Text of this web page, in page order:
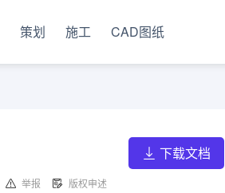
策划 施工 CAD图纸
下载文档
举报 版权申述